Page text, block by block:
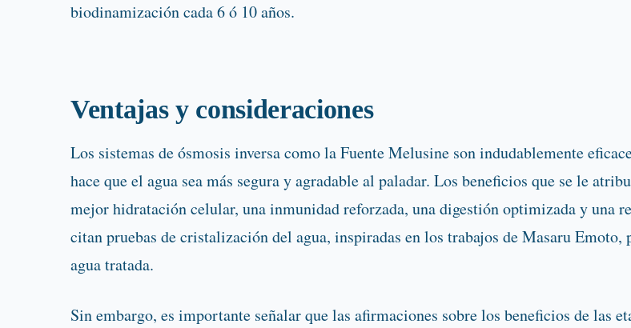
biodinamización cada 6 ó 10 años.
Ventajas y consideraciones
Los sistemas de ósmosis inversa como la Fuente Melusine son indudablemente
hace que el agua sea más segura y agradable al paladar. Los beneficios que se le
mejor hidratación celular, una inmunidad reforzada, una digestión optimizada y una
citan pruebas de cristalización del agua, inspiradas en los trabajos de Masaru
agua tratada.
Sin embargo, es importante señalar que las afirmaciones sobre los beneficios de las